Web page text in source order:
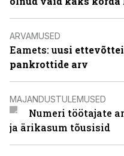
ARVAMUSED
Eamets: uusi
pankrottide arv
MAJANDUSTULEMUSED
Numeri töötajate
ja ärikasum tõusisid